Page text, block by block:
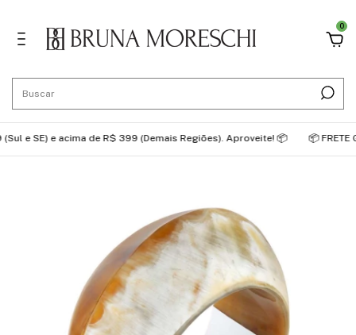
0
SE) e acima de R$ 399 (Demais Regiões). Aproveite! 📦 📦 FRETE